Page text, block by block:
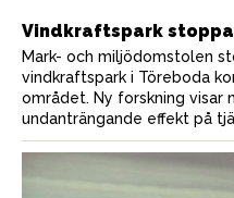
Vindkraftspark
Mark- och miljödomstolen
vindkraftspark i Töreboda
området. Ny forskning visar
undanträngande effekt på